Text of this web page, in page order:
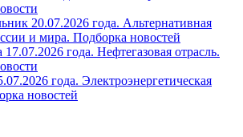
20.07.2026 года. Альтернативная
и мира. Подборка новостей
года. Нефтегазовая отрасль.
года. Электроэнергетическая
новостей